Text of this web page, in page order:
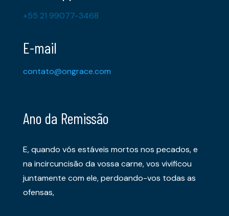
+55 21 99077-3468
E-mail
contato@ongrace.com
Ano da Remissão
E, quando vós estáveis mortos nos pecados, e
na incircuncisão da vossa carne, vos vivificou
juntamente com ele, perdoando-vos todas as
ofensas,